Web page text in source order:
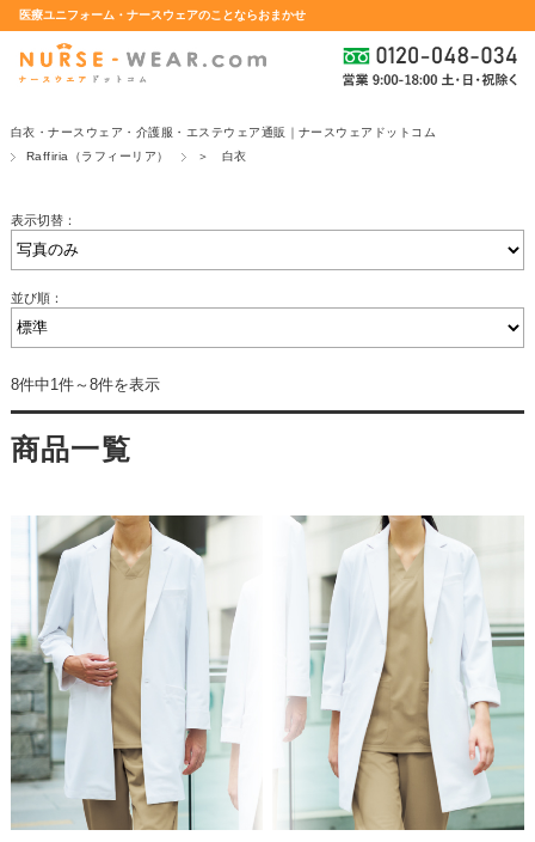
医療ユニフォーム・ナースウェアのことならおまかせ
白衣・ナースウェア・介護服・エステウェア通販｜ナースウェアドットコム
Raffiria（ラフィーリア）
＞ 白衣
表示切替：
並び順：
8件中1件～8件を表示
商品一覧